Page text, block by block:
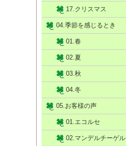
17.クリスマス
04.季節を感じるとき
01.春
02.夏
03.秋
04.冬
05.お客様の声
01.エコルセ
02.マンデルチーゲル